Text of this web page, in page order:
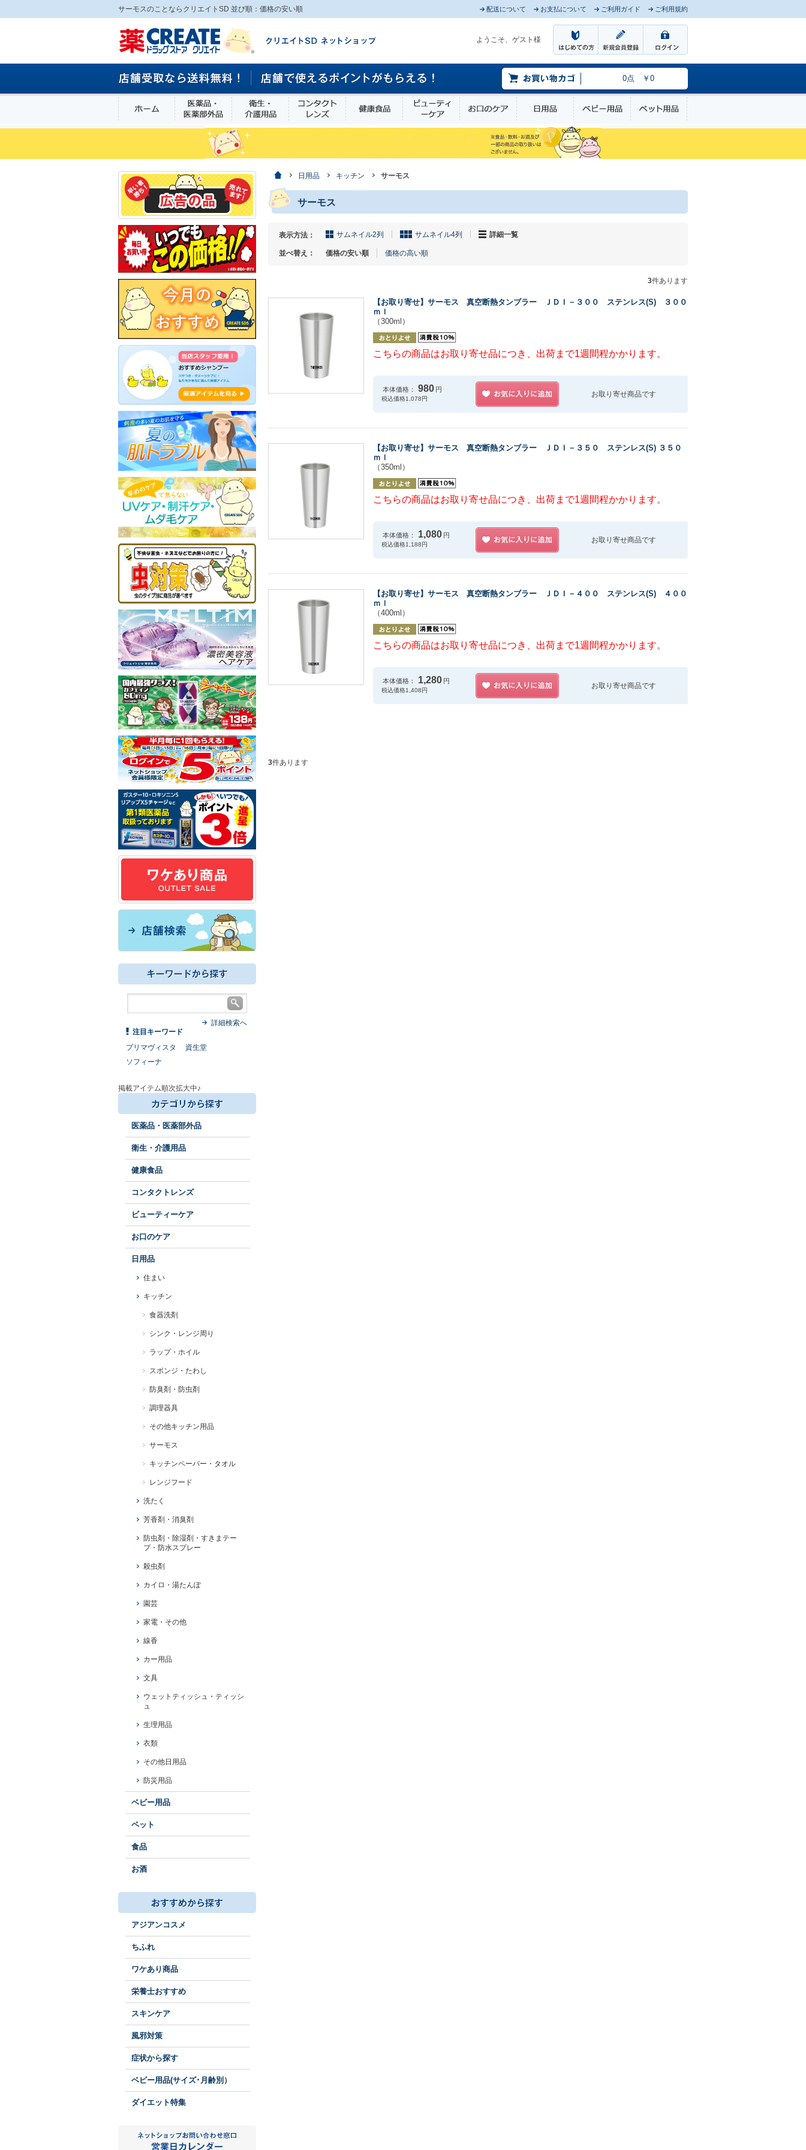
サーモスのことならクリエイトSD 並び順：価格の安い順 配送について お支払について ご利用ガイド ご利用規約
ようこそ、ゲスト様
0点 ￥0
ホーム 医薬品・医薬部外品衛生・介護用品 コンタクトレンズ健康食品 ビューティーケアお口のケア 日用品 ベビー用品 ペット用品
ホーム日用品 キッチン サーモス
サーモス
表示方法： サムネイル2列 サムネイル4列 詳細一覧
並べ替え： 価格の安い順 価格の高い順
3件あります
【お取り寄せ】サーモス 真空断熱タンブラー ＪＤＩ－３００ ステンレス(S) ３００
ｍｌ
（300ml）
こちらの商品はお取り寄せ品につき、出荷まで1週間程かかります。
本体価格： 980 円
税込価格1,078円
お取り寄せ商品です
【お取り寄せ】サーモス 真空断熱タンブラー ＪＤＩ－３５０ ステンレス(S) ３５０
ｍｌ
（350ml）
こちらの商品はお取り寄せ品につき、出荷まで1週間程かかります。
本体価格： 1,080 円
税込価格1,188円
お取り寄せ商品です
【お取り寄せ】サーモス 真空断熱タンブラー ＪＤＩ－４００ ステンレス(S) ４００
ｍｌ
（400ml）
こちらの商品はお取り寄せ品につき、出荷まで1週間程かかります。
本体価格： 1,280 円
税込価格1,408円
お取り寄せ商品です
3件あります
詳細検索へ
注目キーワード
プリマヴィスタ
資生堂
ソフィーナ
掲載アイテム順次拡大中♪
医薬品・医薬部外品
衛生・介護用品
健康食品
コンタクトレンズ
ビューティーケア
お口のケア
日用品
住まい
キッチン
食器洗剤
シンク・レンジ周り
ラップ・ホイル
スポンジ・たわし
防臭剤・防虫剤
調理器具
その他キッチン用品
サーモス
キッチンペーパー・タオル
レンジフード
洗たく
芳香剤・消臭剤
防虫剤・除湿剤・すきまテー
プ・防水スプレー
殺虫剤
カイロ・湯たんぽ
園芸
家電・その他
線香
カー用品
文具
ウェットティッシュ・ティッシ
ュ
生理用品
衣類
その他日用品
防災用品
ベビー用品
ペット
食品
お酒
アジアンコスメ
ちふれ
ワケあり商品
栄養士おすすめ
スキンケア
風邪対策
症状から探す
ベビー用品(サイズ･月齢別）
ダイエット特集